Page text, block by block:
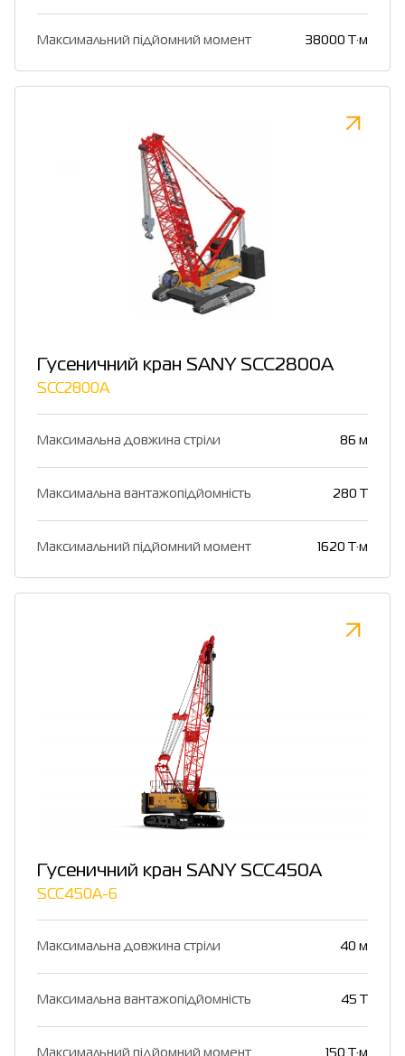
Максимальний підйомний момент 38000 Т·м
Гусеничний кран SANY SCC2800A
SCC2800A
Максимальна довжина стріли 86 м
Максимальна вантажопідйомність 280 Т
Максимальний підйомний момент 1620 Т·м
Гусеничний кран SANY SCC450A
SCC450A-6
Максимальна довжина стріли 40 м
Максимальна вантажопідйомність 45 Т
Максимальний підйомний момент 150 Т·м